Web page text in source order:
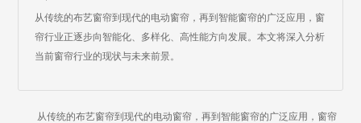
从传统的布艺窗帘到现代的电动窗帘，再到智能窗帘的广泛应用，窗
帘行业正逐步向智能化、多样化、高性能方向发展。本文将深入分析
当前窗帘行业的现状与未来前景。
从传统的布艺窗帘到现代的电动窗帘，再到智能窗帘的广泛应用，窗帘